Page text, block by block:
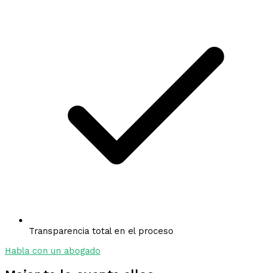
Transparencia total en el proceso
Habla con un abogado